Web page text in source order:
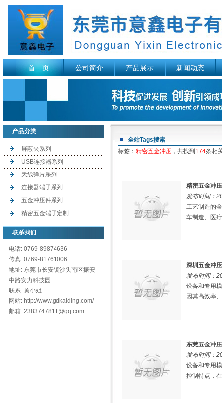
首 页 公司简介 产品展示 新闻动态
产品分类
屏蔽夹系列
USB连接器系列
天线弹片系列
连接器端子系列
五金冲压件系列
精密五金端子定制
联系我们
电话: 0769-89874636
传真: 0769-81761006
地址: 东莞市长安镇沙头南区振安
中路安力科技园
联系: 黄小姐
网站: http://www.gdkaiding.com/
邮箱: 2383747811@qq.com
全站Tags搜索
标签： 精密五金冲压，共找到 174条相
精密五金冲
发布时间：
工艺制造的
车制造、医
深圳五金冲
发布时间：
设备和专用
因其高效率
东莞五金冲
发布时间：
设备和专用
控制特点，